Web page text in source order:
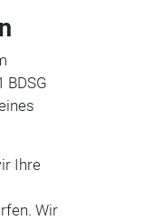
BDSG
Ihre
Wir